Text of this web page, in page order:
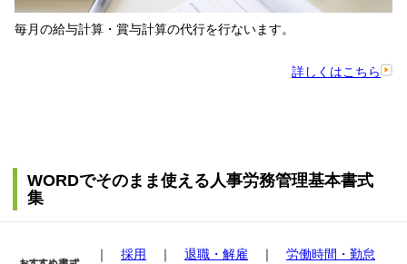
毎月の給与計算・賞与計算の代行を行ないます。
詳しくはこちら
WORDでそのまま使える人事労務管理基本書式
集
｜ 採用 ｜ 退職・解雇 ｜ 労働時間・勤怠